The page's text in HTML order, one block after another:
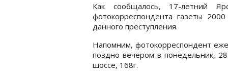
Как сообщалось, 17-летний
фотокорреспондента газеты
данного преступления.
Напомним, фотокорреспондент
поздно вечером в понедельник,
шоссе, 168г.